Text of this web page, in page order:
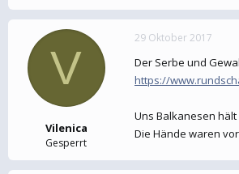
V
Vilenica
Gesperrt
29 Oktober 2017
Der Serbe und
https://
Uns Balkanesen
Die Hände waren